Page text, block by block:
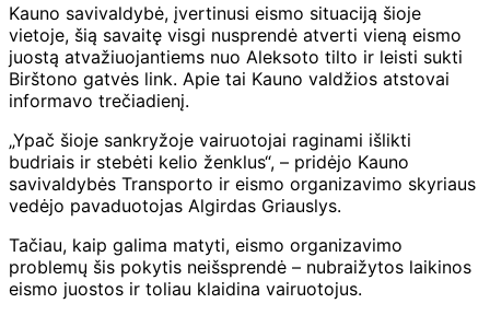
Kauno savivaldybė, įvertinusi eismo situaciją šioje
vietoje, šią savaitę visgi nusprendė atverti vieną eismo
juostą atvažiuojantiems nuo Aleksoto tilto ir leisti sukti
Birštono gatvės link. Apie tai Kauno valdžios atstovai
informavo trečiadienį.
„Ypač šioje sankryžoje vairuotojai raginami išlikti
budriais ir stebėti kelio ženklus“, – pridėjo Kauno
savivaldybės Transporto ir eismo organizavimo skyriaus
vedėjo pavaduotojas Algirdas Griauslys.
Tačiau, kaip galima matyti, eismo organizavimo
problemų šis pokytis neišsprendė – nubraižytos laikinos
eismo juostos ir toliau klaidina vairuotojus.